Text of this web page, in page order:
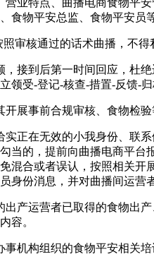
物平安总监、食物平安员
核通过的话术曲播，不得
到后第一时间回应，杜
领受-登记-核查-措置-反馈-
事前合规审核、食物检验
在无效的小我身份、联
当的，提前向曲播电商平
混合或者误认，按照相关
份消息，并对曲播间运营
运营者已取得的食物出
容。
构组织的食物平安相关